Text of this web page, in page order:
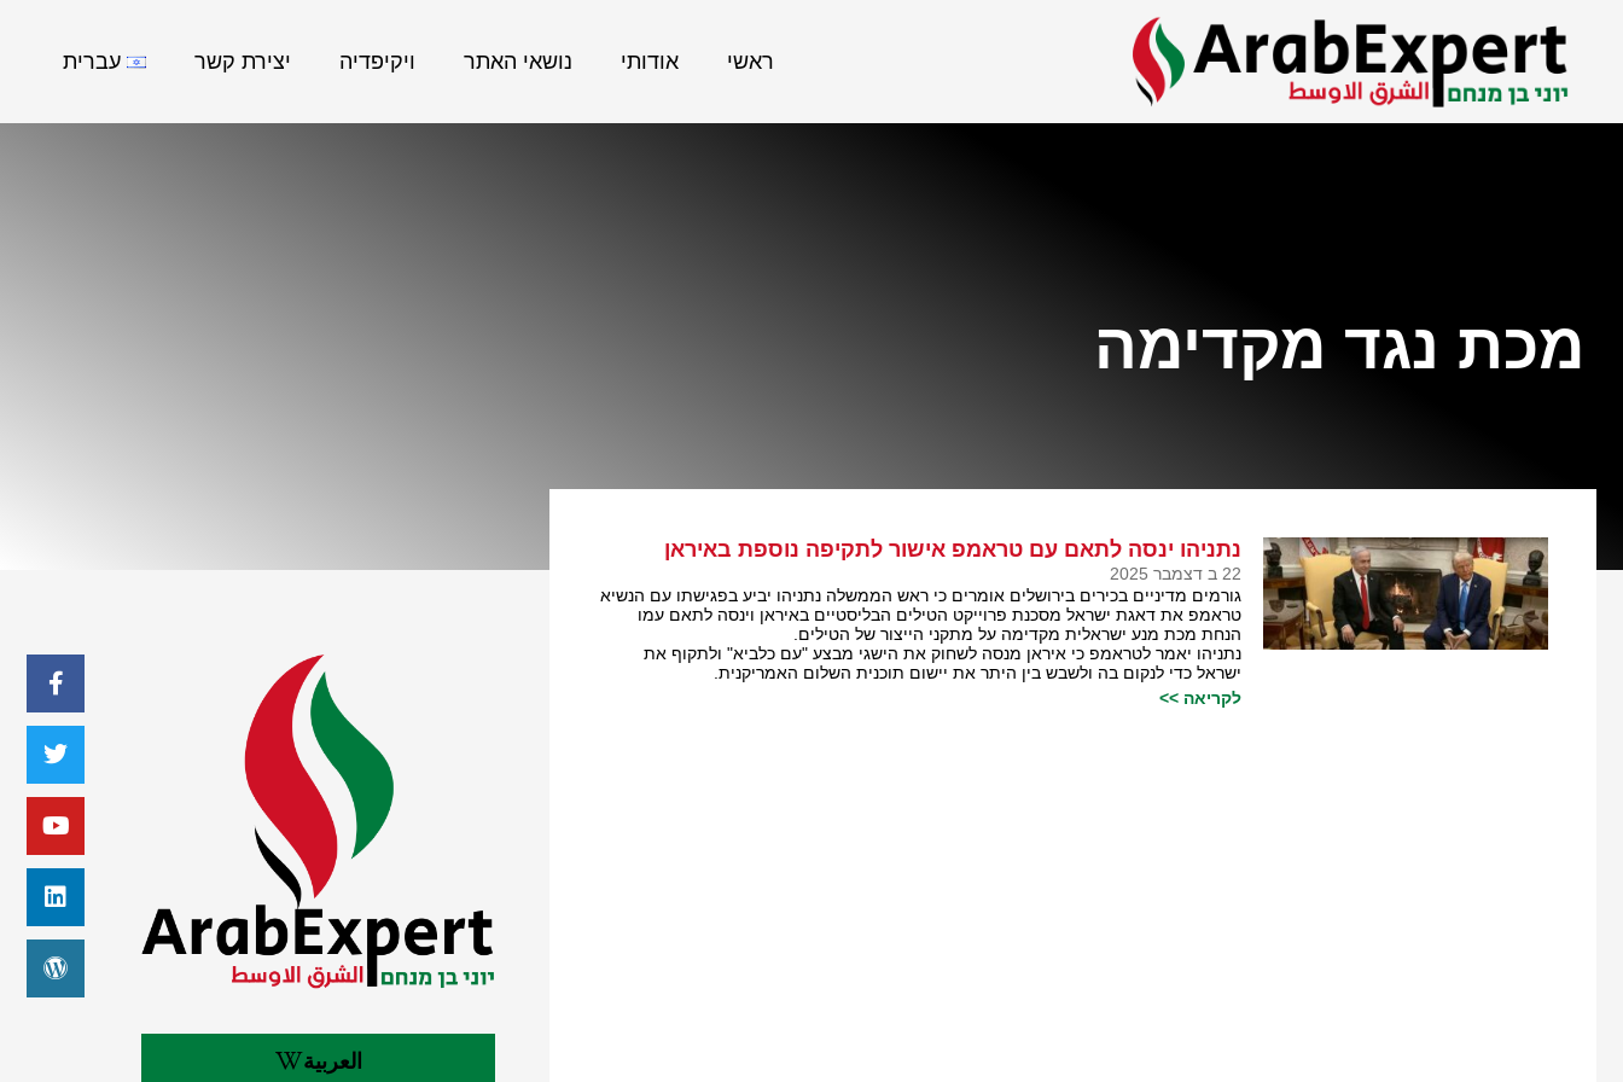
ראשי אודותי נושאי האתר ויקיפדיה יצירת קשר עברית
מכת נגד מקדימה
נתניהו ינסה לתאם עם טראמפ אישור לתקיפה נוספת באיראן
22 ב דצמבר 2025
גורמים מדיניים בכירים בירושלים אומרים כי ראש הממשלה נתניהו יביע בפגישתו עם הנשיא
טראמפ את דאגת ישראל מסכנת פרוייקט הטילים הבליסטיים באיראן וינסה לתאם עמו
הנחת מכת מנע ישראלית מקדימה על מתקני הייצור של הטילים.
נתניהו יאמר לטראמפ כי איראן מנסה לשחוק את הישגי מבצע "עם כלביא" ולתקוף את
ישראל כדי לנקום בה ולשבש בין היתר את יישום תוכנית השלום האמריקנית.
לקריאה >>
العربية